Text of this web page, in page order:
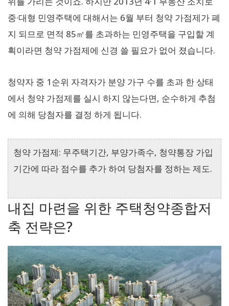
중·대형 민영주택에 대해서는 6월 부터 청약 가점제가 폐
지 되므로 면적 85㎡를 초과하는 민영주택을 구입할 계
획이라면 청약 가점제에 신경 쓸 필요가 없어 졌습니다.
청약자 중 1순위 자격자가 분양 가구 수를 초과 한 상태
에서 청약 가점제를 실시 하지 않는다면, 순수하게 추첨
에 의해 당첨자를 결정 하게 됩니다.
청약 가점제: 무주택기간, 부양가족수, 청약통장 가입
기간에 따라 점수를 추가 하여 당첨자를 정하는 제도.
내집 마련을 위한 주택청약종합저
축 전략은?